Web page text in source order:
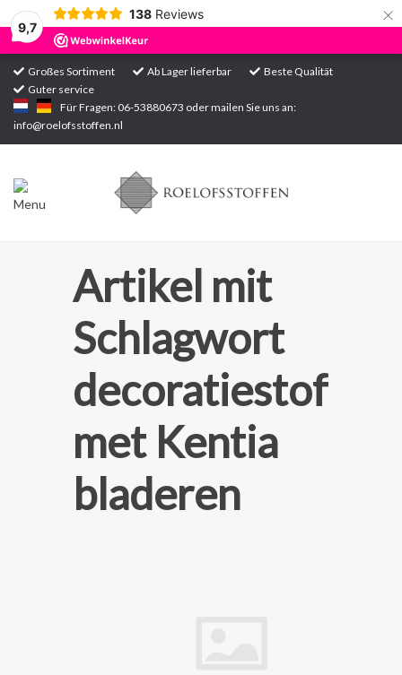
9,7
138 Reviews ×
Großes Sortiment Ab Lager lieferbar
Beste Qualität
Guter service
Für Fragen: 06-53880673 oder mailen Sie uns an:
info@roelofsstoffen.nl
Startseite
Sortiment
Artikel mit
Schlagwort
decoratiestof
met Kentia
bladeren